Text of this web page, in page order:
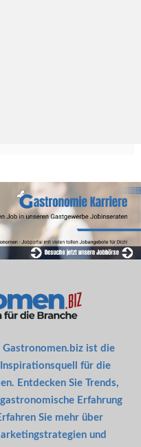
ist die
für die
Entdecken Sie Trends,
Erfahrung
Sie mehr über
und